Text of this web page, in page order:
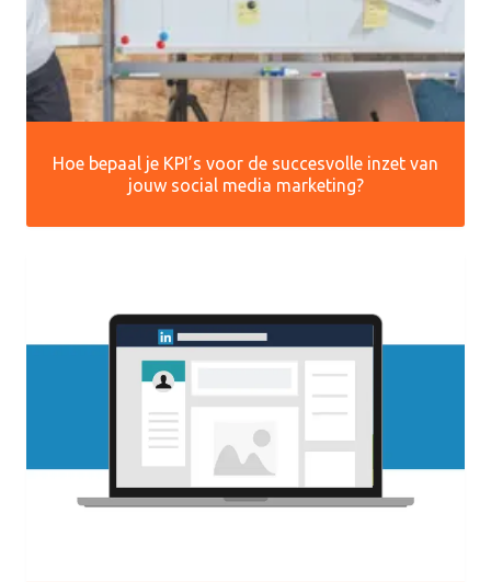
Hoe bepaal je KPI’s voor de succesvolle inzet van
jouw social media marketing?